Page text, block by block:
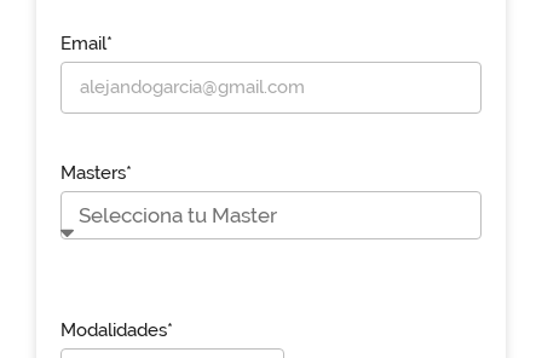
Email*
Masters*
Modalidades*